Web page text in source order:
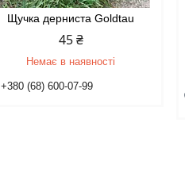
Щучка дерниста Goldtau
45 ₴
Немає в наявності
+380 (68) 600-07-99